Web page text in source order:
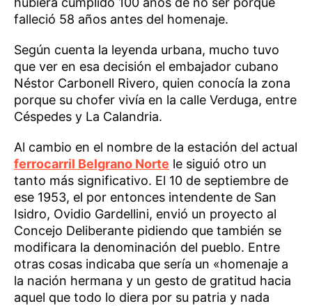
falleció 58 años antes del homenaje.
Según cuenta la leyenda urbana, mucho tuvo
que ver en esa decisión el embajador cubano
Néstor Carbonell Rivero, quien conocía la zona
porque su chofer vivía en la calle Verduga, entre
Céspedes y La Calandria.
Al cambio en el nombre de la estación del actual
ferrocarril Belgrano Norte le siguió otro un
tanto más significativo. El 10 de septiembre de
ese 1953, el por entonces intendente de San
Isidro, Ovidio Gardellini, envió un proyecto al
Concejo Deliberante pidiendo que también se
modificara la denominación del pueblo. Entre
otras cosas indicaba que sería un «homenaje a
la nación hermana y un gesto de gratitud hacia
aquel que todo lo diera por su patria y nada